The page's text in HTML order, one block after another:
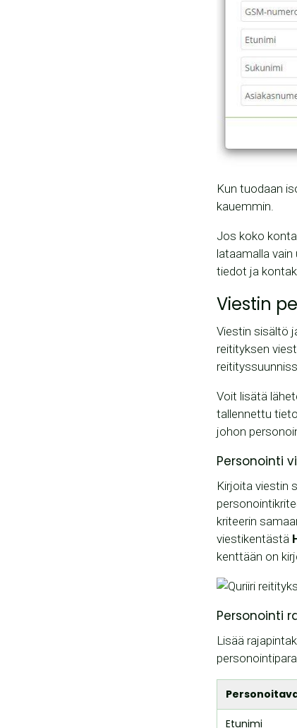
Kun tuodaan
kauemmin.
Jos koko
lataamalla
tiedot ja
Viestin
Viestin sisältö
reitityksen
Voit lisätä
tallennettu
johon
Personointi
Kirjoita viestin
kriteerin
viestikentästä
kenttään on
Personointi
Lisää
Etunimi